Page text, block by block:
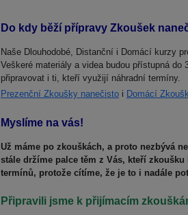
Do kdy běží přípravy Zkoušek
Naše Dlouhodobé, Distanční i Domácí kurzy
Veškeré materiály a videa budou přístupná
připravovat i ti, kteří využijí náhradní termíny.
Prezenční Zkoušky nanečisto i Domácí
Myslíme na vás!
Už máme po zkouškách, a proto nezbývá
stále držíme palce těm z Vás, kteří
termínů, protože cítíme, že je to i nadále
Připravili jsme k přijímacím